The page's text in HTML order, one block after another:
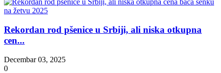
Rekordan rod pšenice u Srbiji, ali niska otkupna
cen...
Decembar 03, 2025
0